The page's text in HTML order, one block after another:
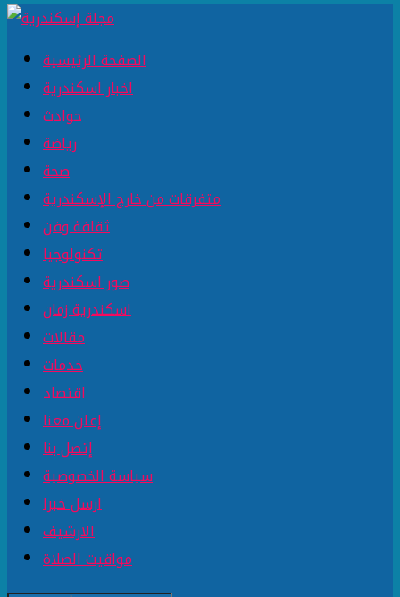
الصفحة الرئيسية
اخبار اسكندرية
حوادث
رياضة
صحة
متفرقات من خارج الإسكندرية
ثقافة وفن
تكنولوجيا
صور اسكندرية
اسكندرية زمان
مقالات
خدمات
اقتصاد
إعلن معنا
إتصل بنا
سياسة الخصوصية
ارسل خبرا
الارشيف
مواقيت الصلاة